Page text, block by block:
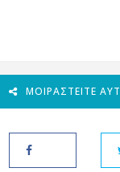
ΜΟΙΡΑΣΤΕΊΤΕ